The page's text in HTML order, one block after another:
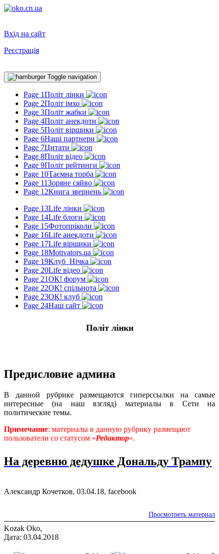
Вхід на сайт
Реєстрація
Toggle navigation
Page 1Політ лінки
Page 2Політ імхо
Page 3Політ жабки
Page 4Політ анекдоти
Page 5Політ віршики
Page 6Наші партнери
Page 7Цитати
Page 8Політ відео
Page 9Політ рейтинги
Page 10Таємна торба
Page 11Зоряне сяйво
Page 12Книга звернень
Page 13Life лінки
Page 14Life блоги
Page 15Фотопріколи
Page 16Life анекдоти
Page 17Life віршики
Page 18Motivators.ua
Page 19Клуб_Нічка
Page 20Life відео
Page 21ОК! форум
Page 22ОК! спільнота
Page 23ОК! клуб
Page 24Наш сайт
Політ лінки
Предисловие админа
В данной рубрике размещаются гиперссылки на самые
интересные (на наш взгляд) материалы в Сети на
политические темы.
Примечание: материалы в данную рубрику размещают
пользователи со статусом «Редактор«.
На деревню дедушке Дональду Трампу
Александр Кочетков, 03.04.18, facebook
Просмотреть материал
Kozak Oko,
Дата: 03.04.2018